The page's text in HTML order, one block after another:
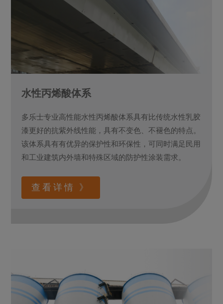
水性丙烯酸体系
多乐士专业高性能水性丙烯酸体系具有比传统水性乳胶
漆更好的抗紫外线性能，具有不变色、不褪色的特点。
该体系具有有优异的保护性和环保性，可同时满足民用
和工业建筑内外墙和特殊区域的防护性涂装需求。
查看详情 》